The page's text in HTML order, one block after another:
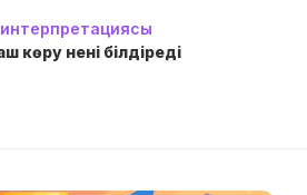
көру нені білдіреді